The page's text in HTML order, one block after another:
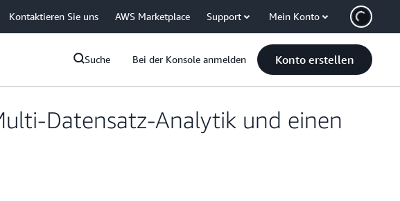
Kontaktieren Sie uns AWS Marketplace Support Mein Konto
Suche Bei der Konsole anmelden Konto erstellen
Datensatz-Analytik und einen